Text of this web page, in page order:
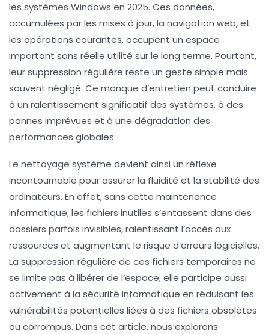
les systèmes Windows en 2025. Ces données,
accumulées par les mises à jour, la navigation web, et
les opérations courantes, occupent un espace
important sans réelle utilité sur le long terme. Pourtant,
leur suppression régulière reste un geste simple mais
souvent négligé. Ce manque d’entretien peut conduire
à un ralentissement significatif des systèmes, à des
pannes imprévues et à une dégradation des
performances globales.
Le nettoyage système devient ainsi un réflexe
incontournable pour assurer la fluidité et la stabilité des
ordinateurs. En effet, sans cette maintenance
informatique, les fichiers inutiles s’entassent dans des
dossiers parfois invisibles, ralentissant l’accès aux
ressources et augmentant le risque d’erreurs logicielles.
La suppression régulière de ces fichiers temporaires ne
se limite pas à libérer de l’espace, elle participe aussi
activement à la sécurité informatique en réduisant les
vulnérabilités potentielles liées à des fichiers obsolètes
ou corrompus. Dans cet article, nous explorons